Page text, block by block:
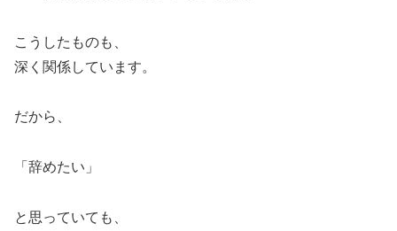
こうしたものも、
深く関係しています。
だから、
「辞めたい」
と思っていても、